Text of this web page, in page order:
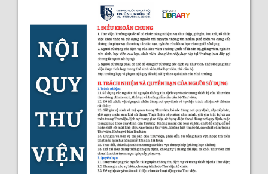
Course reserves
Authority search
Recent comments
Purchase suggestions
Z39.50 Search